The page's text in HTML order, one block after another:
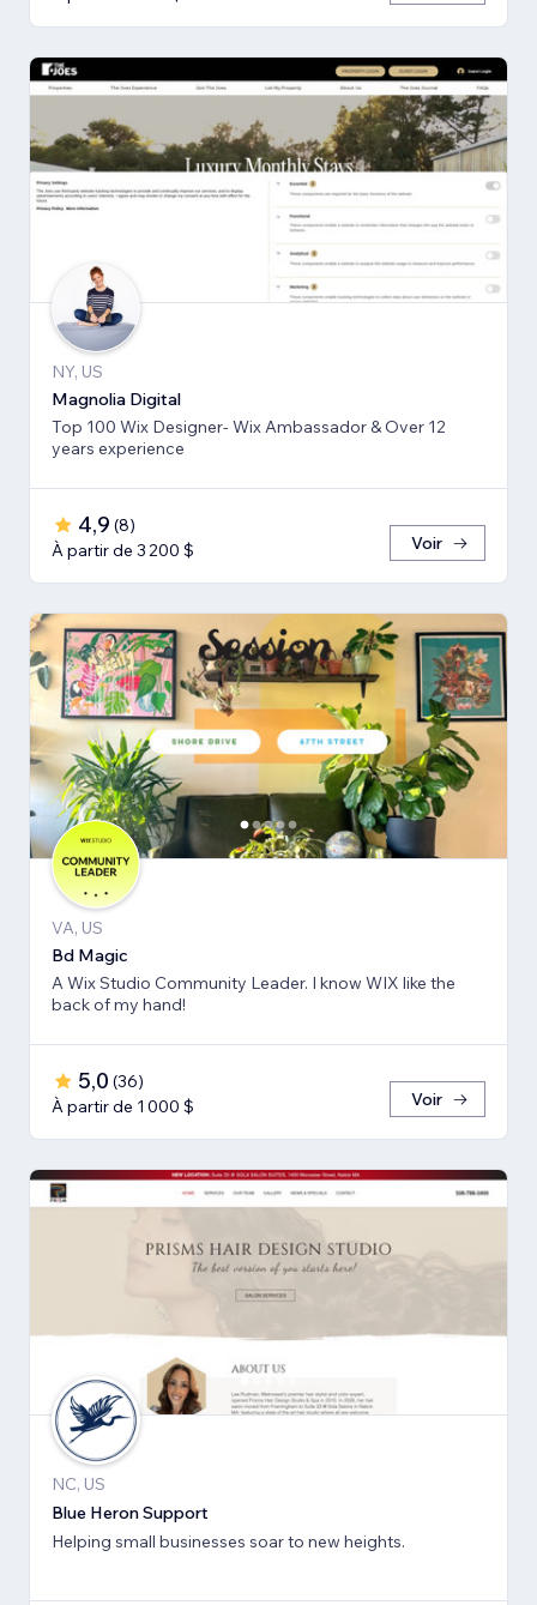
NY, US
Magnolia Digital
Top 100 Wix Designer- Wix Ambassador & Over 12
years experience
4,9 (8)
À partir de 3 200 $
Voir
VA, US
Bd Magic
A Wix Studio Community Leader. I know WIX like the
back of my hand!
5,0 (36)
À partir de 1 000 $
Voir
NC, US
Blue Heron Support
Helping small businesses soar to new heights.